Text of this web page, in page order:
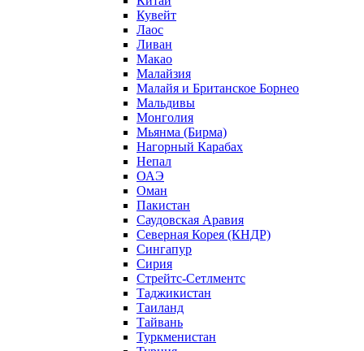
Кувейт
Лаос
Ливан
Макао
Малайзия
Малайя и Британское Борнео
Мальдивы
Монголия
Мьянма (Бирма)
Нагорный Карабах
Непал
ОАЭ
Оман
Пакистан
Саудовская Аравия
Северная Корея (КНДР)
Сингапур
Сирия
Стрейтс-Сетлментс
Таджикистан
Таиланд
Тайвань
Туркменистан